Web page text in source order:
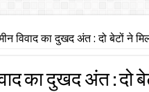
विवाद का दुखद अंत : दो बेटों ने
का दुखद अंत : दो